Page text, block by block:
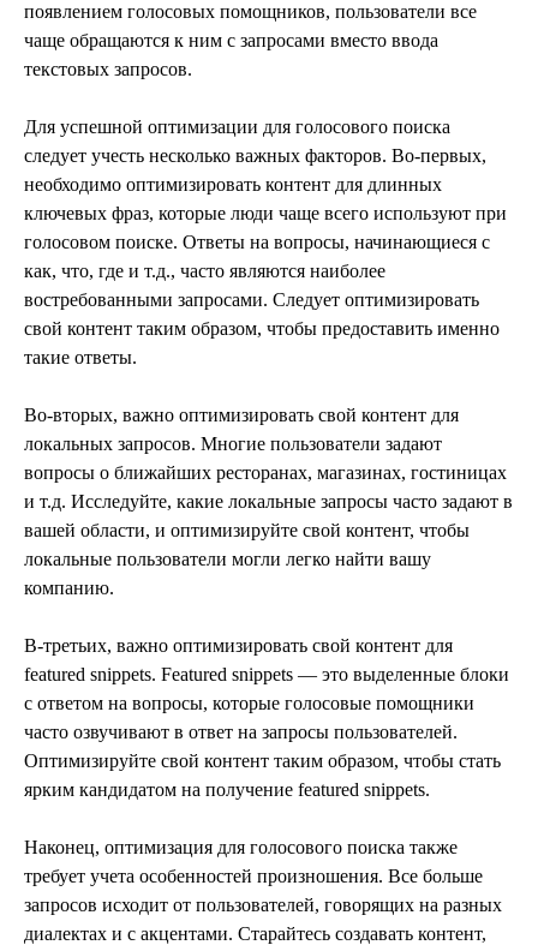
появлением голосовых помощников, пользователи все
чаще обращаются к ним с запросами вместо ввода
текстовых запросов.
Для успешной оптимизации для голосового поиска
следует учесть несколько важных факторов. Во-первых,
необходимо оптимизировать контент для длинных
ключевых фраз, которые люди чаще всего используют при
голосовом поиске. Ответы на вопросы, начинающиеся с
как, что, где и т.д., часто являются наиболее
востребованными запросами. Следует оптимизировать
свой контент таким образом, чтобы предоставить именно
такие ответы.
Во-вторых, важно оптимизировать свой контент для
локальных запросов. Многие пользователи задают
вопросы о ближайших ресторанах, магазинах, гостиницах
и т.д. Исследуйте, какие локальные запросы часто задают в
вашей области, и оптимизируйте свой контент, чтобы
локальные пользователи могли легко найти вашу
компанию.
В-третьих, важно оптимизировать свой контент для
featured snippets. Featured snippets — это выделенные блоки
с ответом на вопросы, которые голосовые помощники
часто озвучивают в ответ на запросы пользователей.
Оптимизируйте свой контент таким образом, чтобы стать
ярким кандидатом на получение featured snippets.
Наконец, оптимизация для голосового поиска также
требует учета особенностей произношения. Все больше
запросов исходит от пользователей, говорящих на разных
диалектах и с акцентами. Старайтесь создавать контент,